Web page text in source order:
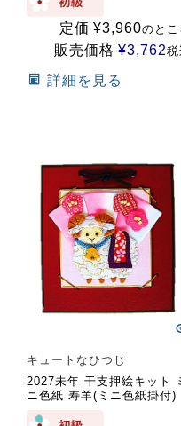
定価 ¥3,960のとこ
販売価格 ¥3,762税
詳細を見る
キュートなひつじ
2027未年 干支押絵キット
ニ色紙 寿羊(ミニ色紙掛付)